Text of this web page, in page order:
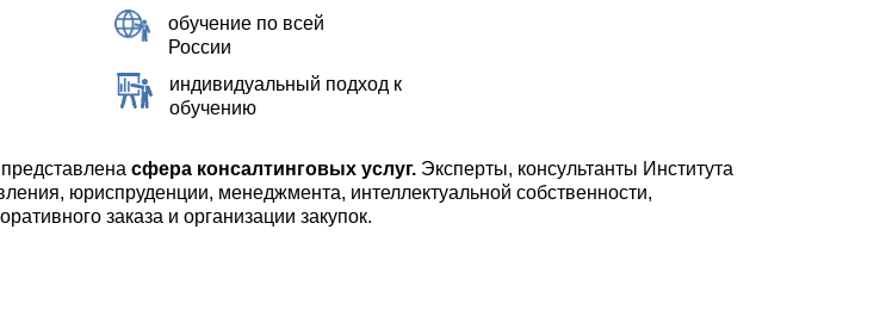
сфера консалтинговых услуг. Эксперты, консультанты Института
юриспруденции, менеджмента, интеллектуальной собственности,
заказа и организации закупок.
обучение по всей
России
индивидуальный подход к
обучению